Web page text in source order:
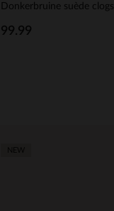
Donkerbruine suède clogs
99.99